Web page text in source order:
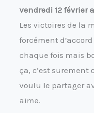
vendredi 12 février
Les victoires de la
forcément
chaque fois mais
ça, c’est surement
voulu le partager
aime.